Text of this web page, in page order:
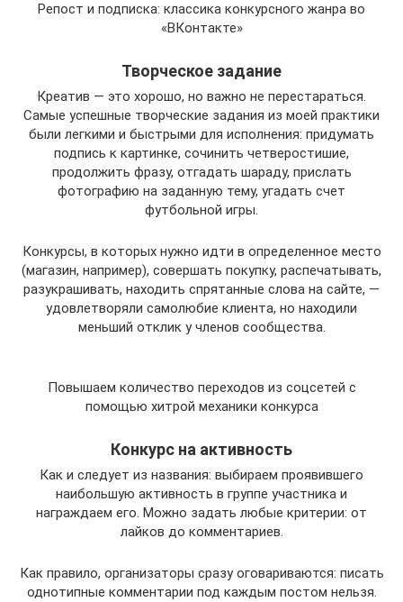
Репост и подписка: классика конкурсного жанра во
«ВКонтакте»
Творческое задание
Креатив — это хорошо, но важно не перестараться.
Самые успешные творческие задания из моей практики
были легкими и быстрыми для исполнения: придумать
подпись к картинке, сочинить четверостишие,
продолжить фразу, отгадать шараду, прислать
фотографию на заданную тему, угадать счет
футбольной игры.
Конкурсы, в которых нужно идти в определенное место
(магазин, например), совершать покупку, распечатывать,
разукрашивать, находить спрятанные слова на сайте, —
удовлетворяли самолюбие клиента, но находили
меньший отклик у членов сообщества.
Повышаем количество переходов из соцсетей с
помощью хитрой механики конкурса
Конкурс на активность
Как и следует из названия: выбираем проявившего
наибольшую активность в группе участника и
награждаем его. Можно задать любые критерии: от
лайков до комментариев.
Как правило, организаторы сразу оговариваются: писать
однотипные комментарии под каждым постом нельзя.